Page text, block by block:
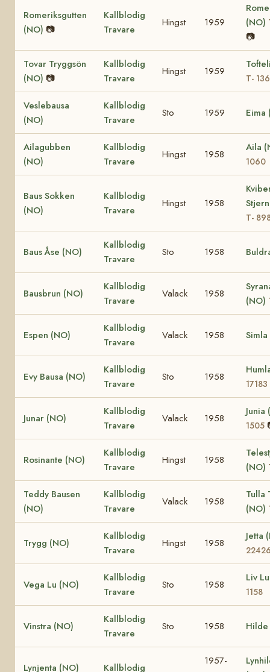
Romeriksgutten
(NO) 📷
Kallblodig
Travare
Hingst 1959
(NO)
📷
Tovar Tryggsön
(NO) 📷
Kallblodig
Travare
Hingst 1959
T-
Veslebausa
(NO)
Kallblodig
Travare
Sto 1959 Eima
Ailagubben
(NO)
Kallblodig
Travare
Hingst 1958
Aila
1060
Baus Sokken
(NO)
Kallblodig
Travare
Hingst 1958
T-
Baus Åse (NO)
Kallblodig
Travare
Sto 1958
Bausbrun (NO)
Kallblodig
Travare
Valack 1958
(NO)
Espen (NO)
Kallblodig
Travare
Valack 1958
Evy Bausa (NO)
Kallblodig
Travare
Sto 1958
17183
Junar (NO)
Kallblodig
Travare
Valack 1958
1505
Rosinante (NO)
Kallblodig
Travare
Hingst 1958
(NO)
Teddy Bausen
(NO)
Kallblodig
Travare
Valack 1958
Tulla
(NO)
Trygg (NO)
Kallblodig
Travare
Hingst 1958
Jetta
Vega Lu (NO)
Kallblodig
Travare
Sto 1958
Liv
1158
Vinstra (NO)
Kallblodig
Travare
Sto 1958
Lynjenta (NO) Kallblodig
1957-